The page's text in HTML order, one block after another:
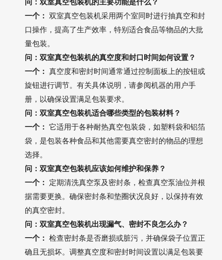
一个： 双室真空包装机采用两个室同时进行抽真空和封
口操作，提高了生产效率，特别适合食品等物品的大批
量包装。
问：双室真空包装机的真空度和封口时间如何设置？
一个： 真空度和密封时间通常通过控制面板上的按钮或
旋钮进行调节。有关具体说明，请参阅机器的用户手
册，以确保设置满足包装要求。
问：双室真空包装机适合哪些类型的包装材料？
一个： 它适用于各种耐热真空包装袋，如塑料袋和铝箔
袋，是包装各种食品和其他需要真空密封的物品的理想
选择。
问：双室真空包装机应该如何维护和保养？
一个： 定期清洗真空泵及密封条，检查真空泵油位并根
据需要更换。确保密封条和垫圈状况良好，以保持有效
的真空密封。
问：双室真空包装机出现漏气、密封不良怎么办？
一个： 检查密封条是否磨损或脏污，并确保袋子位置正
确且无损坏。调整真空度和密封时间设置以满足包装要